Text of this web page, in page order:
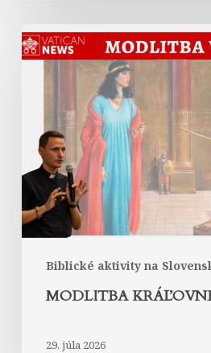
Biblické aktivity na
Modlitba
kráľovnej
Ester
MODLITBA
29. júla 2026